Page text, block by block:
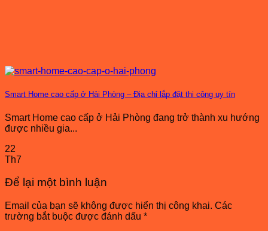
Smart Home cao cấp ở Hải Phòng – Địa chỉ lắp đặt thi công uy tín
Smart Home cao cấp ở Hải Phòng đang trở thành xu hướng
được nhiều gia...
22
Th7
Để lại một bình luận
Email của bạn sẽ không được hiển thị công khai. Các
trường bắt buộc được đánh dấu *